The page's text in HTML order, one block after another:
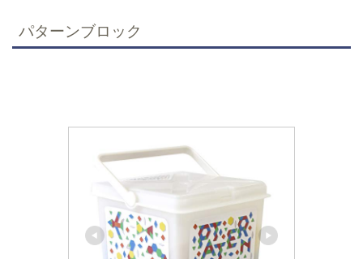
パターンブロック